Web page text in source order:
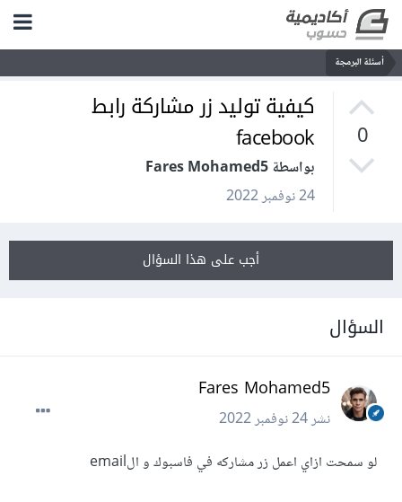
أسئلة البرمجة
0
كيفية توليد زر مشاركة رابط
facebook
بواسطة Fares Mohamed5
24 نوفمبر 2022
أجب على هذا السؤال
السؤال
Fares Mohamed5
نشر24 نوفمبر 2022
لو سمحت ازاي اعمل زر مشاركه في فاسبوك و الemail